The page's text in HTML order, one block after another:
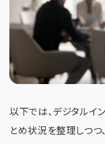
以下では、デジタルイ
とめ状況を整理しつ